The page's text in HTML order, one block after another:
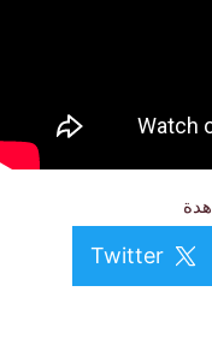
Twitter